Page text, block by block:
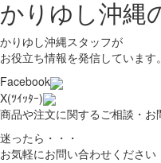
かりゆし沖縄
かりゆし沖縄スタッフが
お役立ち情報を発信しています。
Facebook
X(ﾂｲｯﾀｰ)
商品や注文に関するご相談・お
迷ったら・・・
お気軽にお問い合わせください